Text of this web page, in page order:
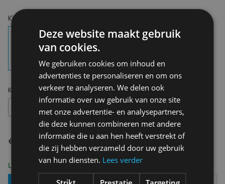
Kies uw kleur:
Kies uw maat:OS
€ 50,00
Levering 2-3 Werkdagen
Deze website maakt gebruik
van cookies.
We gebruiken cookies om inhoud en
advertenties te personaliseren en om ons
verkeer te analyseren. We delen ook
informatie over uw gebruik van onze site
met onze advertentie- en analysepartners,
die deze kunnen combineren met andere
informatie die u aan hen heeft verstrekt of
die zij hebben verzameld door uw gebruik
van hun diensten. Lees verder